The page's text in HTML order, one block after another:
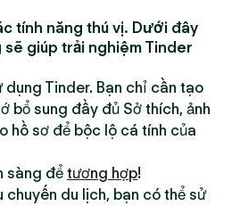
tính năng thú vị. Dưới đây
sẽ giúp trải nghiệm Tinder
Tinder. Bạn chỉ cần tạo
bổ sung đầy đủ Sở thích, ảnh
hồ sơ để bộc lộ cá tính của
sàng đểtương hợp!
chuyến du lịch, bạn có thể sử